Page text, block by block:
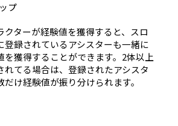
プ
クターが経験値を獲得すると、スロ
登録されているアシスターも一緒に
を獲得することができます。2体以上
れてる場合は、登録されたアシスタ
だけ経験値が振り分けられます。